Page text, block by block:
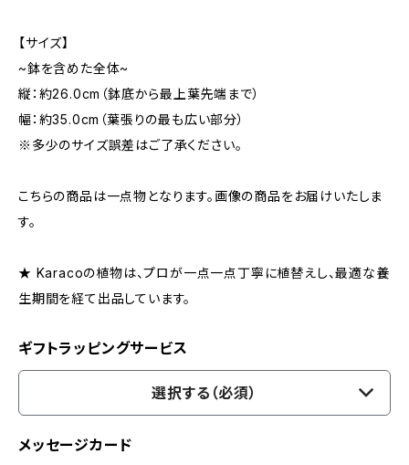
【サイズ】
~鉢を含めた全体~
縦：約26.0cm（鉢底から最上葉先端まで）
幅：約35.0cm（葉張りの最も広い部分）
※多少のサイズ誤差はご了承ください。
こちらの商品は一点物となります。画像の商品をお届けいたしま
す。
★ Karacoの植物は、プロが一点一点丁寧に植替えし、最適な養
生期間を経て出品しています。
ギフトラッピングサービス
選択する（必須）
メッセージカード